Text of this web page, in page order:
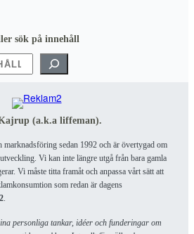
sök på innehåll
(a.k.a liffeman).
marknadsföring sedan 1992 och är övertygad om
Vi kan inte längre utgå från bara gamla
Vi måste titta framåt och anpassa vårt sätt att
som redan är dagens
.
personliga tankar, idéer och funderingar om